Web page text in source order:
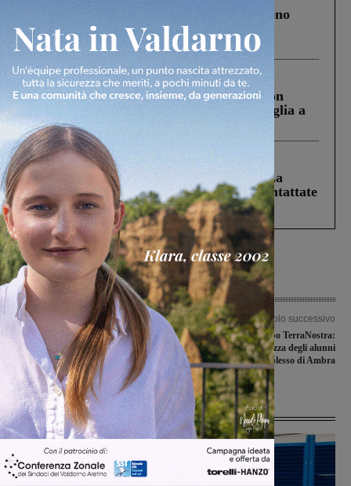
Un anno fa la strage in A1 in cui morirono
Gianni, Giulia e Franco. Lo schianto, il
processo, lo stop ai sorpassi fra tir....
Cronaca 3 Agosto 2026
Scomparso da una struttura di Castiglion
Fiorentino l’uomo che aveva ucciso la figlia a
Levane nel 2020
Cronaca 5 Agosto 2026
Continuano le ricerche di Miah Billal. La
Prefettura: “In caso di avvistamento contattate
il 112”
Articolo precedente
Conferenza stampa in casa
Sangiovannese
Articolo successivo
La proposta del gruppo TerraNostra:
garantire la sicurezza degli alunni
all’uscita dal plesso di Ambra
Ultime Notizie